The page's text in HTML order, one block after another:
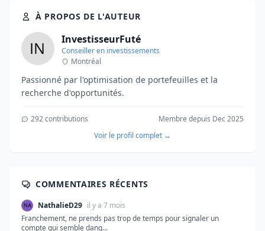
À PROPOS DE L'AUTEUR
InvestisseurFuté
Conseiller en investissements
Montréal
Passionné par l'optimisation de portefeuilles et la
recherche d'opportunités.
292 contributions
Membre depuis Dec 2025
Voir le profil complet →
COMMENTAIRES RÉCENTS
NathalieD29 il y a 7 mois
Franchement, ne prends pas trop de temps pour signaler un
compte qui semble dang...